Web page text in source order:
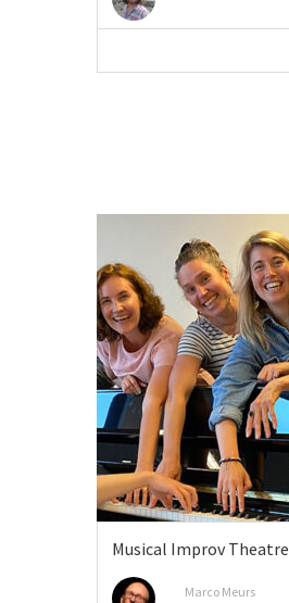
Musical Improv Theatre
Marco Meurs